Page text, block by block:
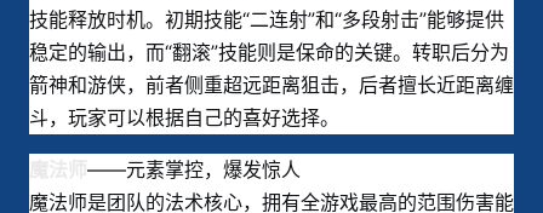
技能释放时机。初期技能“二连射”和“多段射击”能够提供
稳定的输出，而“翻滚”技能则是保命的关键。转职后分为
箭神和游侠，前者侧重超远距离狙击，后者擅长近距离缠
斗，玩家可以根据自己的喜好选择。
——元素掌控，爆发惊人
魔法师是团队的法术核心，拥有全游戏最高的范围伤害能